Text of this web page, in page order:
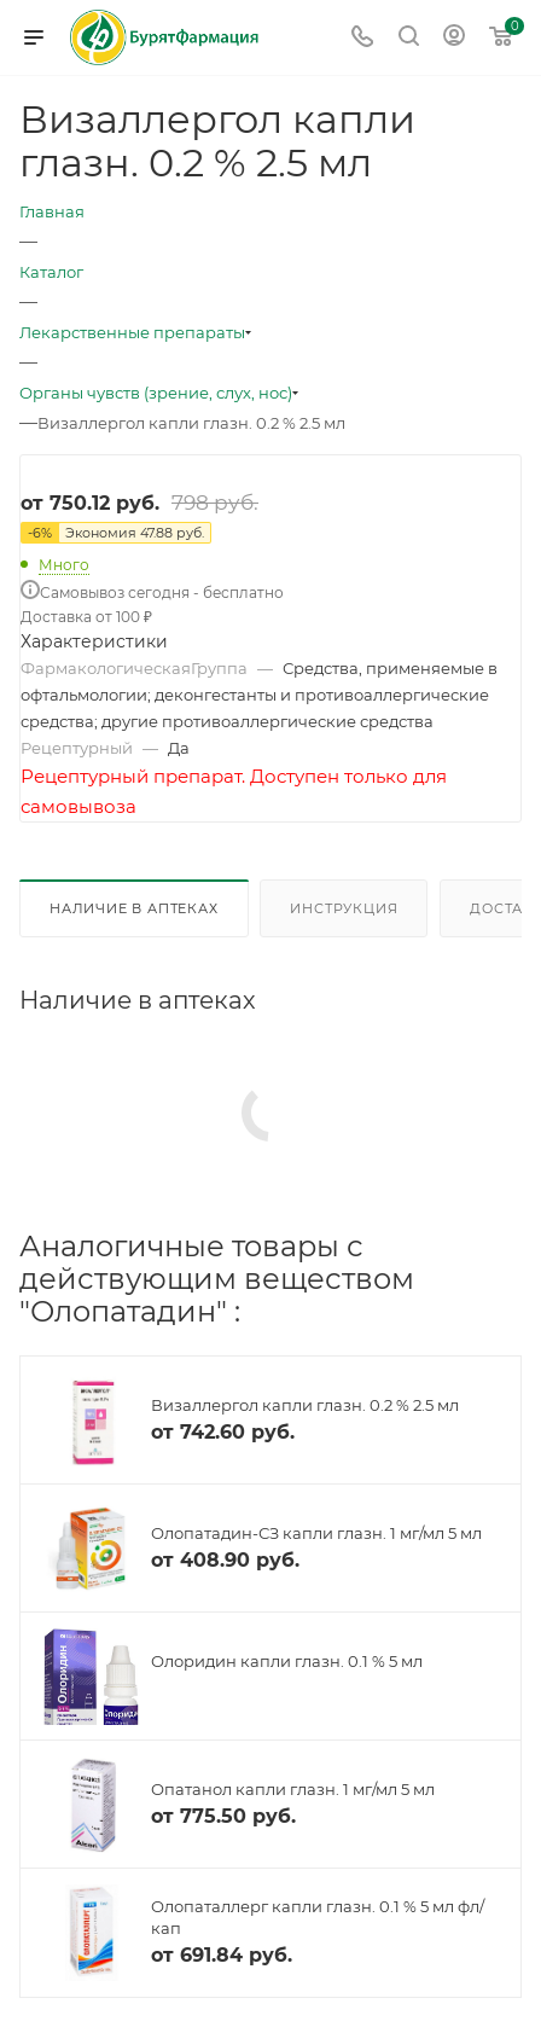
0
Визаллергол капли
глазн. 0.2 % 2.5 мл
Главная
—
Каталог
—
Лекарственные препараты
—
Органы чувств (зрение, слух, нос)
—Визаллергол капли глазн. 0.2 % 2.5 мл
от 750.12 руб. 798 руб.
-6% Экономия 47.88 руб.
Много
Самовывоз сегодня - бесплатно
Доставка от 100 ₽
Характеристики
ФармакологическаяГруппа — Средства, применяемые в
офтальмологии; деконгестанты и противоаллергические
средства; другие противоаллергические средства
Рецептурный — Да
Рецептурный препарат. Доступен только для
самовывоза
НАЛИЧИЕ В АПТЕКАХ ИНСТРУКЦИЯ
Наличие в аптеках
Аналогичные товары с
действующим веществом
"Олопатадин" :
Визаллергол капли глазн. 0.2 % 2.5 мл
от 742.60 руб.
Олопатадин-СЗ капли глазн. 1 мг/мл 5 мл
от 408.90 руб.
Олоридин капли глазн. 0.1 % 5 мл
Опатанол капли глазн. 1 мг/мл 5 мл
от 775.50 руб.
Олопаталлерг капли глазн. 0.1 % 5 мл фл/
кап
от 691.84 руб.